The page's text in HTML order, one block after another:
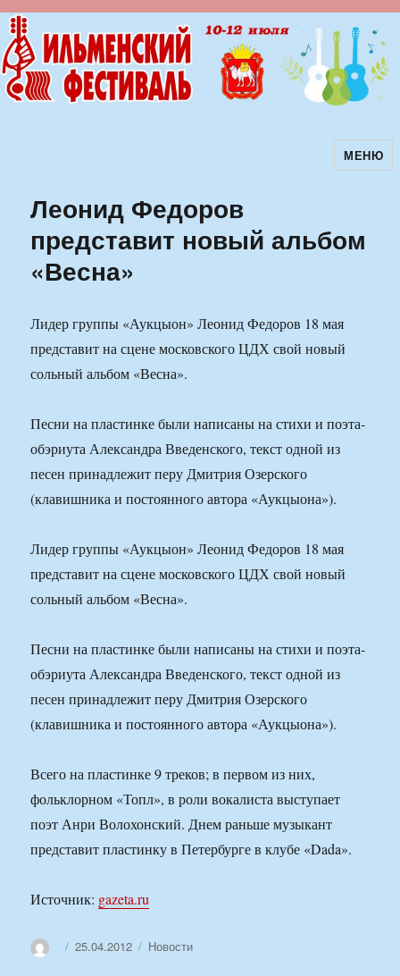
Ильменский фестиваль авторскойМЕНЮ
Леонид Федоров
представит новый альбом
«Весна»
Лидер группы «Аукцыон» Леонид Федоров 18 мая
представит на сцене московского ЦДХ свой новый
сольный альбом «Весна».
Песни на пластинке были написаны на стихи и поэта-
обэриута Александра Введенского, текст одной из
песен принадлежит перу Дмитрия Озерского
(клавишника и постоянного автора «Аукцыона»).
Лидер группы «Аукцыон» Леонид Федоров 18 мая
представит на сцене московского ЦДХ свой новый
сольный альбом «Весна».
Песни на пластинке были написаны на стихи и поэта-
обэриута Александра Введенского, текст одной из
песен принадлежит перу Дмитрия Озерского
(клавишника и постоянного автора «Аукцыона»).
Всего на пластинке 9 треков; в первом из них,
фольклорном «Топл», в роли вокалиста выступает
поэт Анри Волохонский. Днем раньше музыкант
представит пластинку в Петербурге в клубе «Dada».
Источник: gazeta.ru
АвторОпубликовано
25.04.2012 Рубрики
Новости